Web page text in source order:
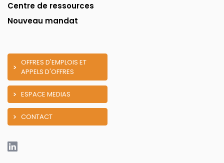
Centre de ressources
Nouveau mandat
OFFRES D'EMPLOIS ET
APPELS D'OFFRES
ESPACE MEDIAS
CONTACT